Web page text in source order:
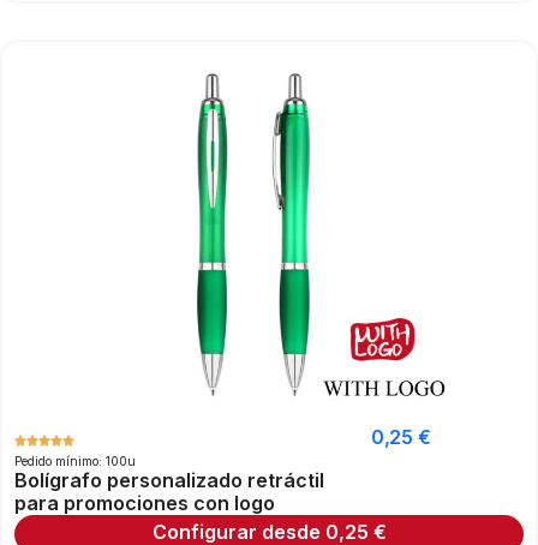
Pedido mínimo: 100u
Bolígrafo personalizado retráctil
para promociones con logo
0,25 €
Configurar desde 0,25 €